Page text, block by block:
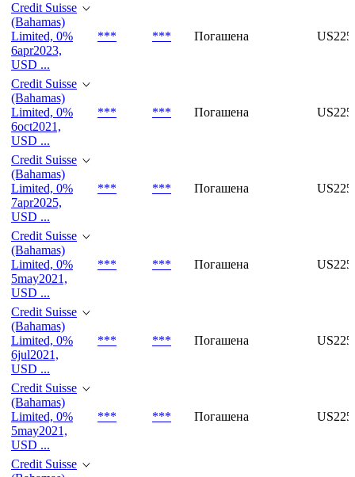
Credit Suisse
(Bahamas)
Limited, 0%
6apr2023,
USD ...
*** *** Погашена
Credit Suisse
(Bahamas)
Limited, 0%
6oct2021,
USD ...
*** *** Погашена
Credit Suisse
(Bahamas)
Limited, 0%
7apr2025,
USD ...
*** *** Погашена
Credit Suisse
(Bahamas)
Limited, 0%
5may2021,
USD ...
*** *** Погашена
Credit Suisse
(Bahamas)
Limited, 0%
6jul2021,
USD ...
*** *** Погашена
Credit Suisse
(Bahamas)
Limited, 0%
5may2021,
USD ...
*** *** Погашена
Credit Suisse